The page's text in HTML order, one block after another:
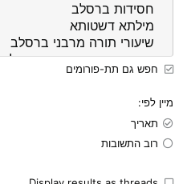
חפש גם תת-פורומים
מיין לפי
תאריך
רוב התשובות